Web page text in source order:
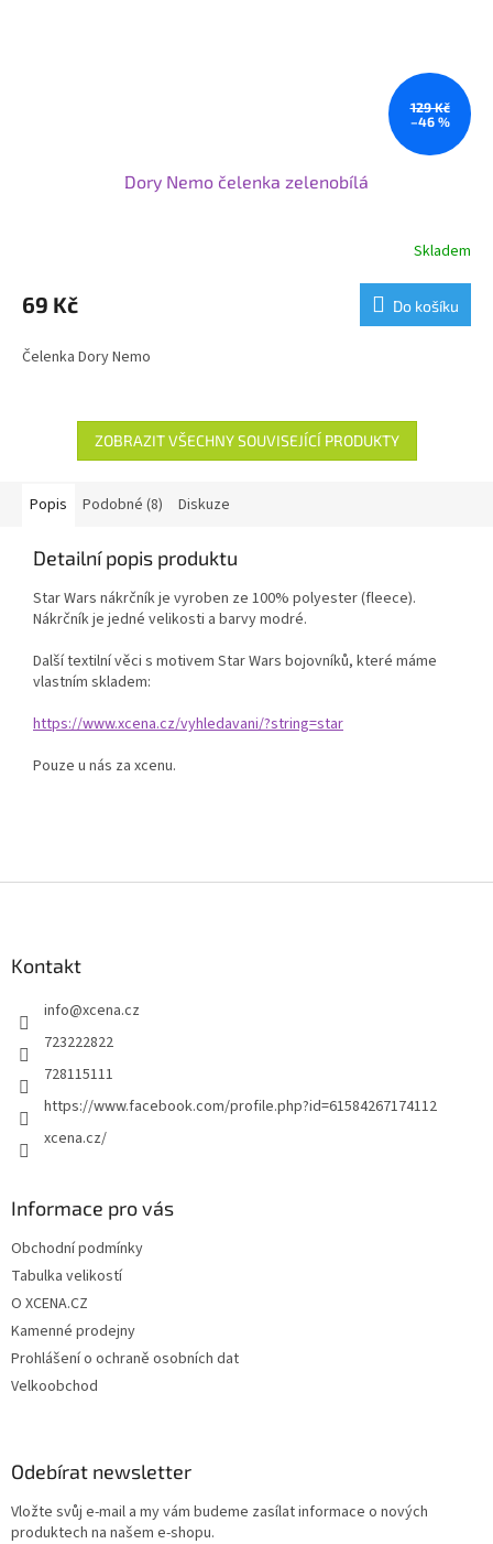
129 Kč
–46 %
Dory Nemo čelenka zelenobílá
Skladem
69 Kč Do košíku
Čelenka Dory Nemo
ZOBRAZIT VŠECHNY SOUVISEJÍCÍ PRODUKTY
Popis Podobné (8) Diskuze
Detailní popis produktu
Star Wars nákrčník je vyroben ze 100% polyester (fleece).
Nákrčník je jedné velikosti a barvy modré.
Další textilní věci s motivem Star Wars bojovníků, které máme
vlastním skladem:
https://www.xcena.cz/vyhledavani/?string=star
Pouze u nás za xcenu.
Kontakt
info@xcena.cz
723222822
728115111
https://www.facebook.com/profile.php?id=61584267174112
xcena.cz/
Informace pro vás
Obchodní podmínky
Tabulka velikostí
O XCENA.CZ
Kamenné prodejny
Prohlášení o ochraně osobních dat
Velkoobchod
Odebírat newsletter
Vložte svůj e-mail a my vám budeme zasílat informace o nových
produktech na našem e-shopu.